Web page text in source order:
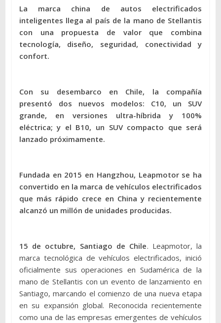
La marca china de autos electrificados
inteligentes llega al país de la mano de Stellantis
con una propuesta de valor que combina
tecnología, diseño, seguridad, conectividad y
confort.
Con su desembarco en Chile, la compañía
presentó dos nuevos modelos: C10, un SUV
grande, en versiones ultra-híbrida y 100%
eléctrica; y el B10, un SUV compacto que será
lanzado próximamente.
Fundada en 2015 en Hangzhou, Leapmotor se ha
convertido en la marca de vehículos electrificados
que más rápido crece en China y recientemente
alcanzó un millón de unidades producidas.
1 5 de octubre, Santiago de Chile. Leapmotor, la
marca tecnológica de vehículos electrificados, inició
oficialmente sus operaciones en Sudamérica de la
mano de Stellantis con un evento de lanzamiento en
Santiago, marcando el comienzo de una nueva etapa
en su expansión global. Reconocida recientemente
como una de las empresas emergentes de vehículos